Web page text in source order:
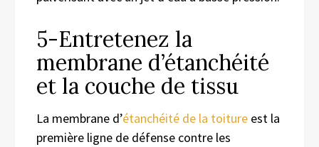
5-Entretenez la
membrane d’étanchéité
et la couche de tissu
La membrane d’étanchéité de la toiture est la
première ligne de défense contre les